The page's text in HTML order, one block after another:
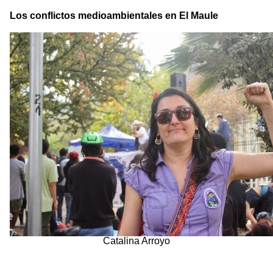
Los conflictos medioambientales en El Maule
Catalina Arroyo